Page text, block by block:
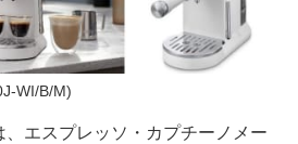
WI/B/M)
エスプレッソ・カプチーノメー